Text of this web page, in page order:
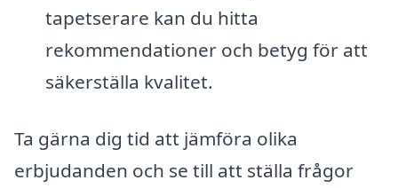
tapetserare kan du hitta
rekommendationer och betyg för att
säkerställa kvalitet.
Ta gärna dig tid att jämföra olika
erbjudanden och se till att ställa frågor